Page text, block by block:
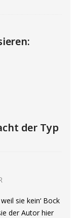
der Typ
sie kein‘ Bock
der Autor hier